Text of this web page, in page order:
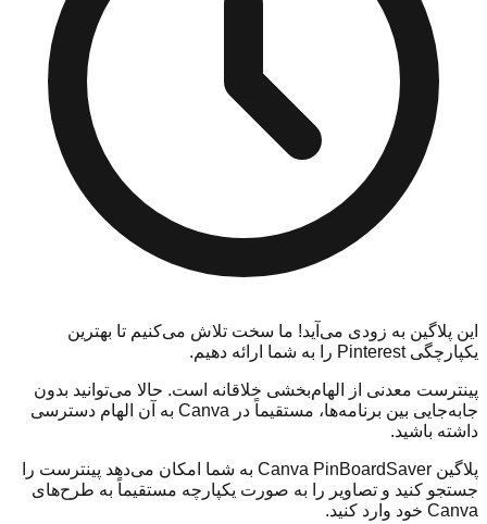
این پلاگین به زودی می‌آید! ما سخت تلاش می‌کنیم تا بهترین
یکپارچگی Pinterest را به شما ارائه دهیم.
پینترست معدنی از الهام‌بخشی خلاقانه است. حالا می‌توانید بدون
جابه‌جایی بین برنامه‌ها، مستقیماً در Canva به آن الهام دسترسی
داشته باشید.
پلاگین Canva PinBoardSaver به شما امکان می‌دهد پینترست را
جستجو کنید و تصاویر را به صورت یکپارچه مستقیماً به طرح‌های
Canva خود وارد کنید.